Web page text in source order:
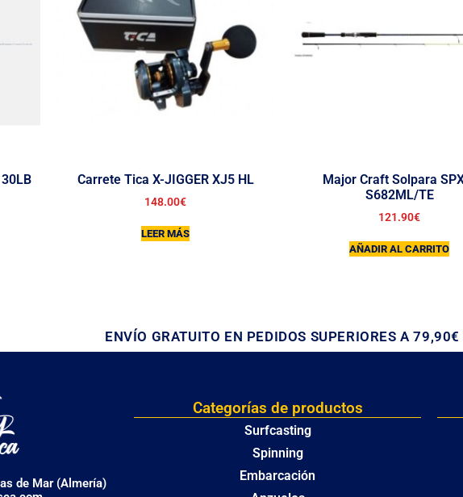
Carrete Tica X-JIGGER XJ5 HL
148.00€
LEER MÁS
Major Craft Solpara
S682ML/TE
121.90€
AÑADIR AL CARRITO
ENVÍO GRATUITO EN PEDIDOS SUPERIORES A 79,90€
de Mar (Almería)
Categorías de productos
Surfcasting
Spinning
Embarcación